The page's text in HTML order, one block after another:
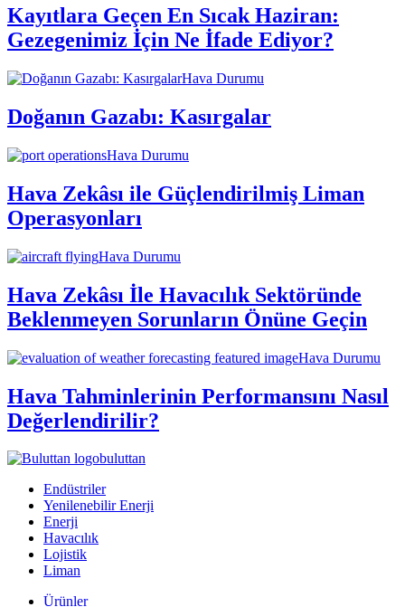
Kayıtlara Geçen En Sıcak Haziran:
Gezegenimiz İçin Ne İfade Ediyor?
Hava Durumu
Doğanın Gazabı: Kasırgalar
Hava Durumu
Hava Zekâsı ile Güçlendirilmiş Liman
Operasyonları
Hava Durumu
Hava Zekâsı İle Havacılık Sektöründe
Beklenmeyen Sorunların Önüne Geçin
Hava Durumu
Hava Tahminlerinin Performansını Nasıl
Değerlendirilir?
buluttan
Endüstriler
Yenilenebilir Enerji
Enerji
Havacılık
Lojistik
Liman
Ürünler